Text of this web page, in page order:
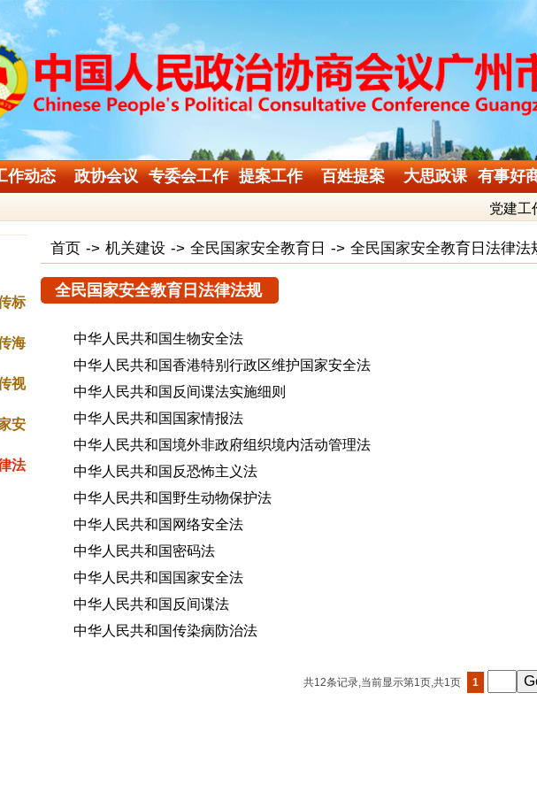
作动态 政协会议 专委会工作 提案工作 百姓提案 大思政课 有事好
党建工
标
海
视
安
法
首页 -> 机关建设 -> 全民国家安全教育日 -> 全民国家安全教育日法律法
全民国家安全教育日法律法规
中华人民共和国生物安全法
中华人民共和国香港特别行政区维护国家安全法
中华人民共和国反间谍法实施细则
中华人民共和国国家情报法
中华人民共和国境外非政府组织境内活动管理法
中华人民共和国反恐怖主义法
中华人民共和国野生动物保护法
中华人民共和国网络安全法
中华人民共和国密码法
中华人民共和国国家安全法
中华人民共和国反间谍法
中华人民共和国传染病防治法
共12条记录,当前显示第1页,共1页 1